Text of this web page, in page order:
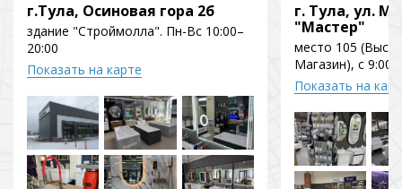
г.Тула, Осиновая гора 2б
здание "Строймолла". Пн-Вс 10:00–
20:00
Показать на карте
г. Тула, ул.
"Мастер"
место 105
Магазин), с 9:00
Показать на